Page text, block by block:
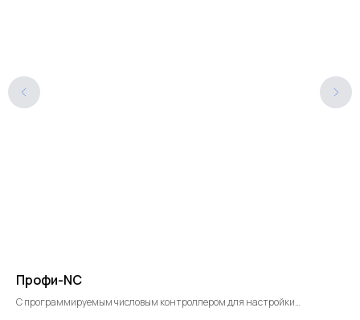
Профи-NC
С программируемым числовым контроллером для настройки